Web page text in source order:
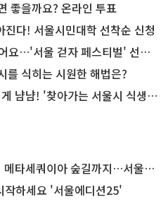
좋을까요? 온라인 투표
진다! 서울시민대학 선착순 신청
울 걷자 페스티벌' 선착순 5천명
를 식히는 시원한 해법은?
! '찾아가는 서울시 식생활 교육' 현장
이아 숲길까지…서울둘레길 15코스
작하세요 '서울에디션25'